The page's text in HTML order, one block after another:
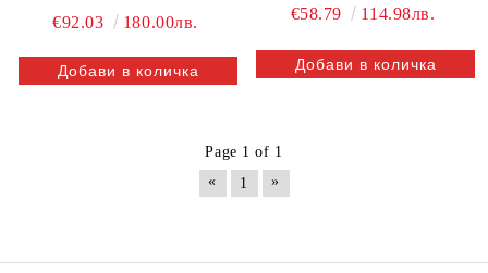
€92.03
180.00лв.
€58.79
114.98лв.
Page 1 of 1
«
1 »